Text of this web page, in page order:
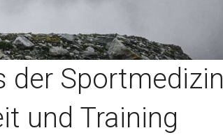
der Sportmedizin
und Training